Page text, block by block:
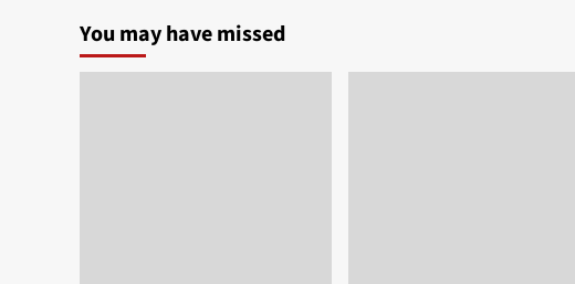
You may have missed